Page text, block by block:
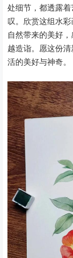
处细节，都透露
叹。欣赏这组水
自然带来的美好
越造诣。愿这份
活的美好与神奇。